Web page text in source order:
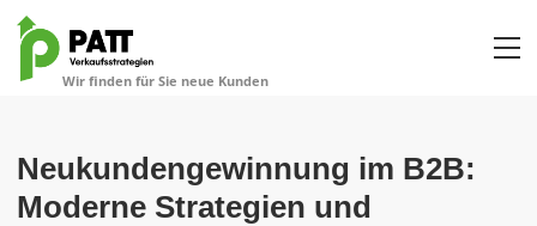
Neukundengewinnung im B2B:
Moderne Strategien und